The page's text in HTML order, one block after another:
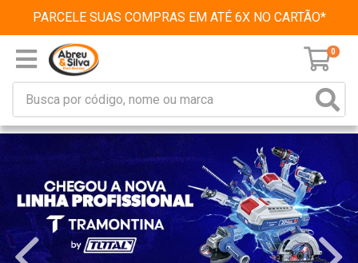
PARCELE SUAS COMPRAS EM ATÉ 6X NO CARTÃO*
0